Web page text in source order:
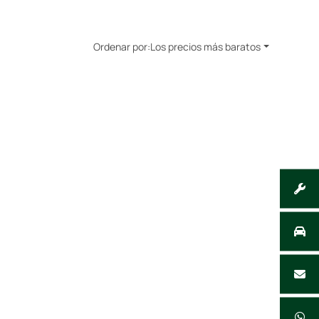
Ordenar por:Los precios más baratos